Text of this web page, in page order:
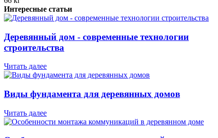
Интересные статьи
Деревянный дом - современные технологии
строительства
Читать далее
Виды фундамента для деревянных домов
Читать далее